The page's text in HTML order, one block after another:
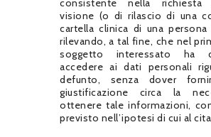
consistente nella
visione (o di rilascio di una
cartella clinica di una persona
rilevando, a tal fine, che nel
soggetto interessato ha
accedere ai dati personali
defunto, senza dover
giustificazione circa la
ottenere tale informazioni,
previsto nell’ipotesi di cui al